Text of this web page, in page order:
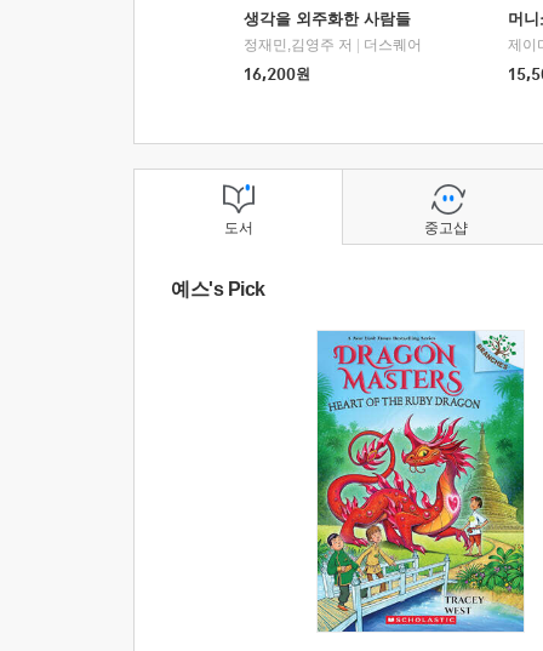
생각을 외주화한 사람들
정재민,김영주 저
더스퀘어
16,200원
머
도서
예스's Pick
중고샵